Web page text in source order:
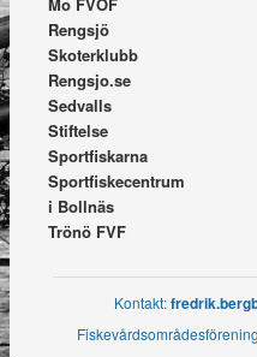
Rengsjö
Skoterklubb
Rengsjo.se
Sedvalls
Stiftelse
Sportfiskarna
Sportfiskecentrum
i Bollnäs
Trönö FVF
Kontakt: